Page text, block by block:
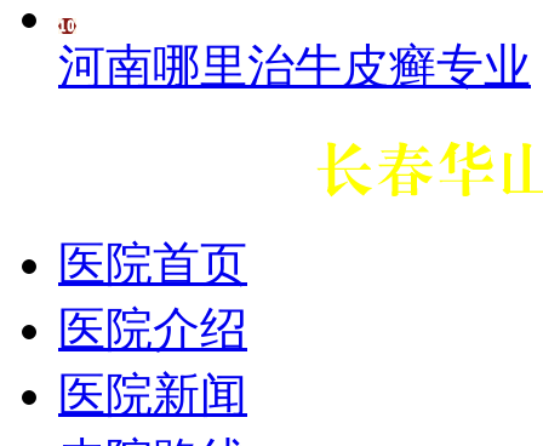
河南哪里治牛皮癣专业
医院首页
医院介绍
医院新闻